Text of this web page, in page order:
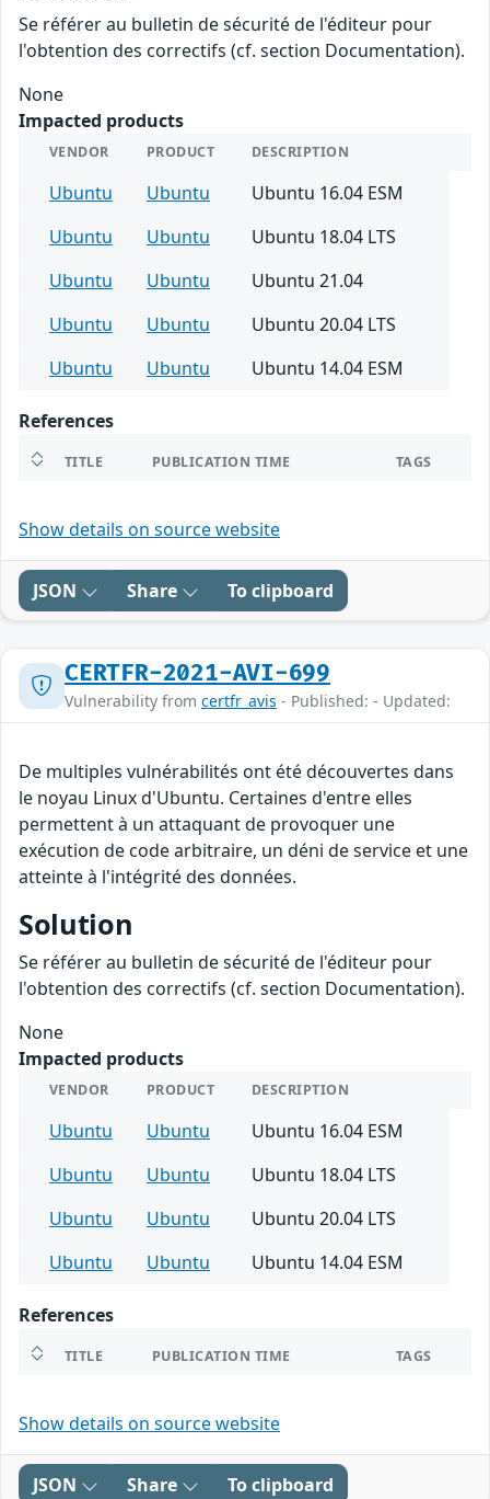
Se référer au bulletin de sécurité de l'éditeur pour
l'obtention des correctifs (cf. section Documentation).
None
Impacted products
VENDOR PRODUCT DESCRIPTION
Ubuntu Ubuntu
Ubuntu 16.04 ESM
Ubuntu
Ubuntu
Ubuntu 18.04 LTS
Ubuntu
Ubuntu
Ubuntu 21.04
Ubuntu
Ubuntu
Ubuntu 20.04 LTS
Ubuntu
Ubuntu Ubuntu 14.04 ESM
References
TITLE PUBLICATION TIME TAGS
Show details on source website
JSON Share To clipboard
CERTFR-2021-AVI-699
Vulnerability from certfr_avis - Published: - Updated:
De multiples vulnérabilités ont été découvertes dans
le noyau Linux d'Ubuntu. Certaines d'entre elles
permettent à un attaquant de provoquer une
exécution de code arbitraire, un déni de service et une
atteinte à l'intégrité des données.
Solution
Se référer au bulletin de sécurité de l'éditeur pour
l'obtention des correctifs (cf. section Documentation).
None
Impacted products
VENDOR PRODUCT DESCRIPTION
Ubuntu Ubuntu
Ubuntu 16.04 ESM
Ubuntu
Ubuntu
Ubuntu 18.04 LTS
Ubuntu
Ubuntu
Ubuntu 20.04 LTS
Ubuntu
Ubuntu Ubuntu 14.04 ESM
References
TITLE PUBLICATION TIME TAGS
Show details on source website
JSON Share To clipboard